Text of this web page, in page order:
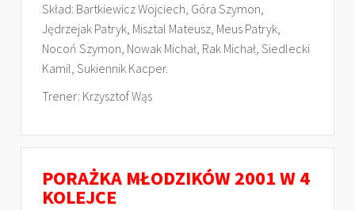
Skład: Bartkiewicz Wojciech, Góra Szymon,
Jędrzejak Patryk, Misztal Mateusz, Meus Patryk,
Nocoń Szymon, Nowak Michał, Rak Michał, Siedlecki
Kamil, Sukiennik Kacper.
Trener: Krzysztof Wąs
PORAŻKA MŁODZIKÓW 2001 W 4
KOLEJCE